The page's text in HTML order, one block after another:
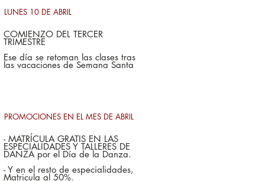
LUNES 10 DE ABRIL
COMIENZO DEL TERCER
TRIMESTRE
Ese día se retoman las clases tras
las vacaciones de Semana Santa
PROMOCIONES EN EL MES DE ABRIL
- MATRÍCULA GRATIS EN LAS
ESPECIALIDADES Y TALLERES DE
DANZA por el Día de la Danza.
- Y en el resto de especialidades,
Matricula al 50%.